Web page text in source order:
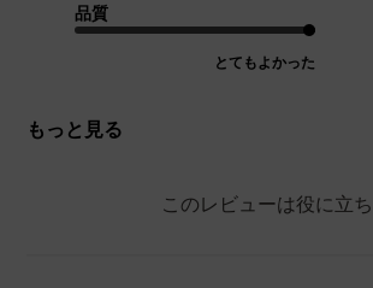
品質
とてもよかった
もっと見る
このレビューは役に立